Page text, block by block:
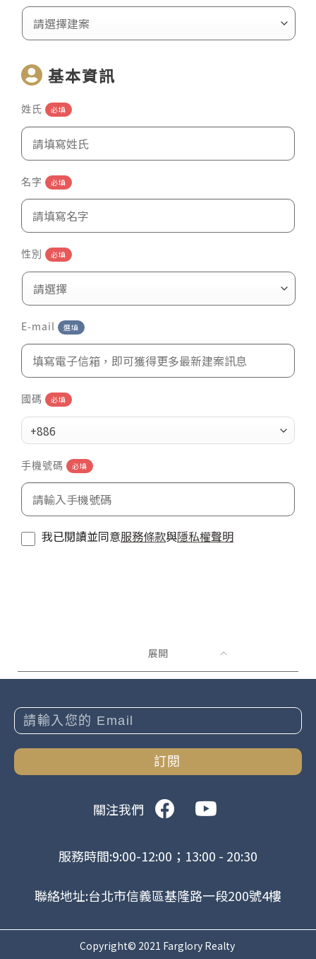
基本資訊
姓氏 必填
名字 必填
性別 必填
E-mail 選填
國碼 必填
+886
手機號碼 必填
我已閱讀並同意服務條款與隱私權聲明
展開
關注我們
訂閱
服務時間:9:00-12:00；13:00 - 20:30
聯絡地址:台北市信義區基隆路一段200號4樓
Copyright© 2021 Farglory Realty.